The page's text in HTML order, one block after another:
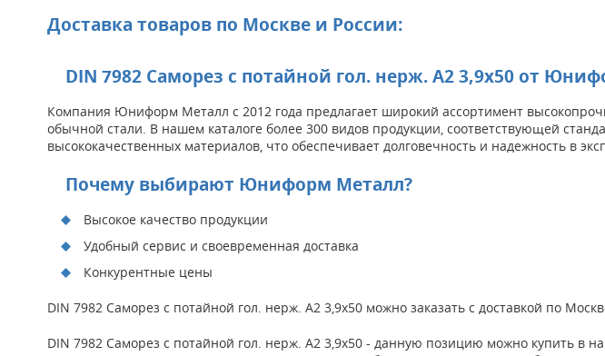
Доставка товаров по Москве и России:
DIN 7982 Саморез с потайной гол. нерж. А2 3,9х50 от
Компания Юниформ Металл с 2012 года предлагает широкий ассортимент
обычной стали. В нашем каталоге более 300 видов продукции, соответствующей
высококачественных материалов, что обеспечивает долговечность и надежность в
Почему выбирают Юниформ Металл?
Высокое качество продукции
Удобный сервис и своевременная доставка
Конкурентные цены
DIN 7982 Саморез с потайной гол. нерж. А2 3,9х50 можно заказать с доставкой по
DIN 7982 Саморез с потайной гол. нерж. А2 3,9х50 - данную позицию можно купить